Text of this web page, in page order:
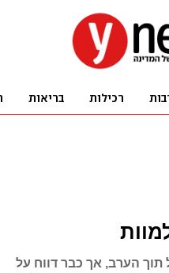
הערב, אך כבר דווח על